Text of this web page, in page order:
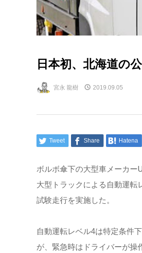
日本初、北海道の
宮永 龍樹 2019.09.05
Tweet Share Hatena
ボルボ傘下の大型車メーカー
大型トラックによる自動運転
試験走行を実施した。
自動運転レベル4は特定条件
が、緊急時はドライバーが操